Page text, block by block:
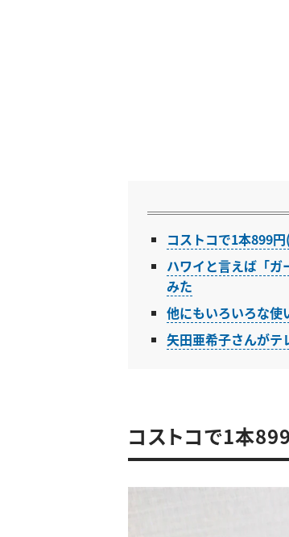
コストコで1本899円
ハワイと言えば「ガ
みた
他にもいろいろな
矢田亜希子さんがテ
コストコで1本